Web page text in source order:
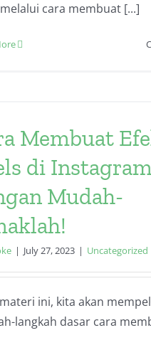
cara membuat [...]
Membuat
di
Mudah-
| July 27, 2023 | Uncategorized
ini, kita akan
langkah dasar cara